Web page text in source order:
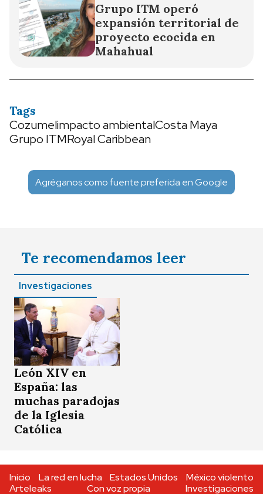
Grupo ITM operó
expansión territorial de
proyecto ecocida en
Mahahual
Tags
Cozumelimpacto ambientalCosta Maya
Grupo ITMRoyal Caribbean
Agréganos como fuente preferida en Google
Te recomendamos leer
Investigaciones
León XIV en
España: las
muchas paradojas
de la Iglesia
Católica
Inicio La red en lucha Estados Unidos
México violento
Arteleaks
Con voz propia
Investigaciones